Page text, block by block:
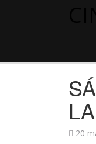
20